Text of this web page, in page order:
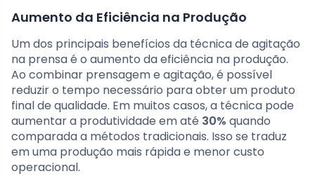
Aumento da Eficiência na Produção
Um dos principais benefícios da técnica de agitação
na prensa é o aumento da eficiência na produção.
Ao combinar prensagem e agitação, é possível
reduzir o tempo necessário para obter um produto
final de qualidade. Em muitos casos, a técnica pode
aumentar a produtividade em até 30% quando
comparada a métodos tradicionais. Isso se traduz
em uma produção mais rápida e menor custo
operacional.